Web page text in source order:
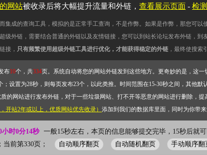
集成的查询工具，模拟的是正常手工查询，不是作弊。如果是作弊，那您可以
级外链，需要结合普通的外链以及友情链接，您可以到站长论坛发布外链，到
接， 只有频繁使用超级外链工具进行优化，才能获得稳定的外链 ，最终使搜索
布10个，共334页。系统自动将您的网站外链发到这些地方。更奇妙的是，这一
设置为28秒，则每页发布23个，以此类推。时间范围在15-30秒之间，其他默
的网站进行发布外链，对于一些垃圾网站、打不开等恶意的网站进行删除，提
开站2年或以上，优质网站优先收录） 添加到我们的数据库里面，同时为你带来
小时0分14秒 一般15秒左右，本页的信息能够提交完毕，15秒后就
当前第330页；
自动顺序翻页 自动随机翻页 手动顺序翻
网站被收录后将大幅提升流量和外链， 查看展示页面 - 检